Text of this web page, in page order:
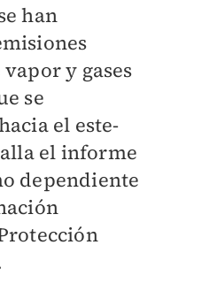
han
y gases
se
el este-
el informe
dependiente